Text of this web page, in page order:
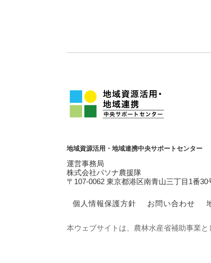
地域資源活用・地域連携中央サポートセンター
運営事務局
株式会社パソナ農援隊
〒107-0062 東京都港区南青山三丁目1番30
個人情報保護方針 お問い合わせ
本ウェブサイトは、農林水産省補助事業